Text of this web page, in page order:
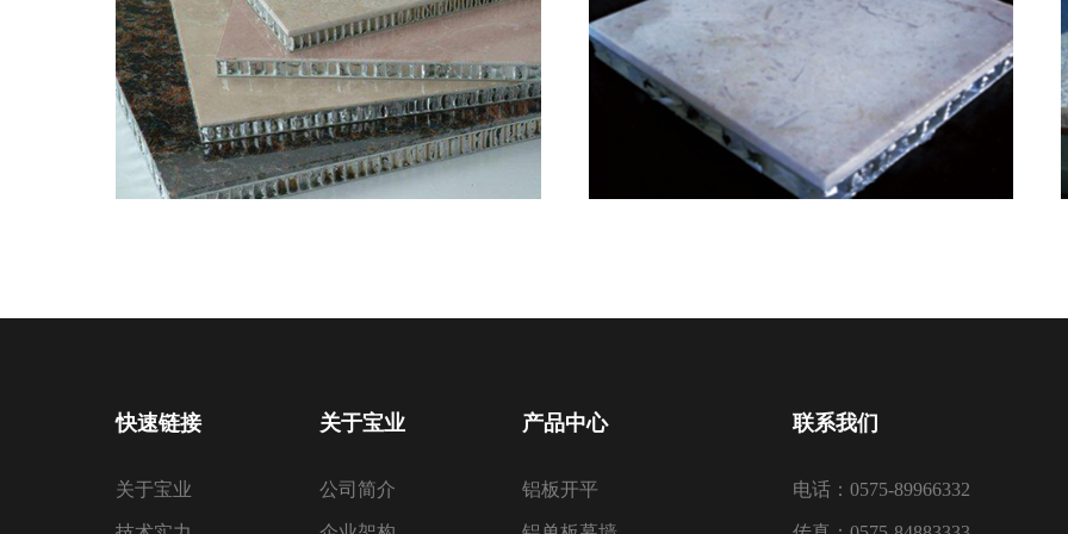
快速链接
关于宝业
关于宝业
公司简介
产品中心
铝板开平
联系我们
电话：0575-89966332